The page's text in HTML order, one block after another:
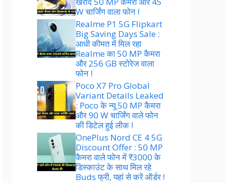
W चार्जिंग वाला फोन !
Realme P1 5G Flipkart
Big Saving Days Sale :
आधी कीमत में मिल रहा
Realme का 50 MP कैमरा
और 256 GB स्टोरेज वाला
फोन !
Poco X7 Pro Global
Variant Details Leaked
: Poco के न्यू 50 MP कैमरा
और 90 W चार्जिंग वाले फोन
की डिटेल हुई लीक !
OnePlus Nord CE 4 5G
Discount Offer : 50 MP
कैमरा वाले फोन में ₹3000 के
डिस्काउंट के साथ मिल रहे
Buds फ्री, यहां से करें ऑर्डर !